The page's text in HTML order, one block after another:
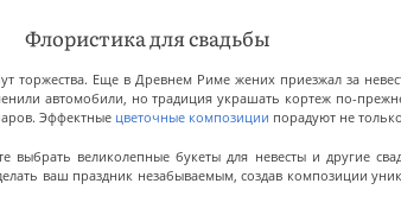
Флористика для свадьбы
торжества. Еще в Древнем Риме жених приезжал за
автомобили, но традиция украшать кортеж по-
Эффектные цветочные композиции порадуют не
великолепные букеты для невесты и другие
ваш праздник незабываемым, создав композиции